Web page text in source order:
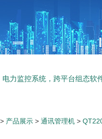
力监控系统，跨平台组态软
> 产品展示 > 通讯管理机 >